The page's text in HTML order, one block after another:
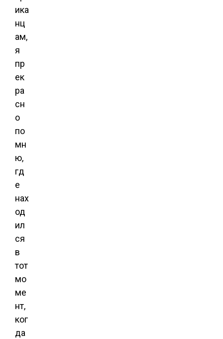
ика
нц
ам,
я
пр
ек
ра
сн
о
по
мн
ю,
гд
е
нах
од
ил
ся
в
тот
мо
ме
нт,
ког
да